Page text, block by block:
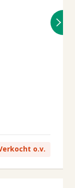
o.v.